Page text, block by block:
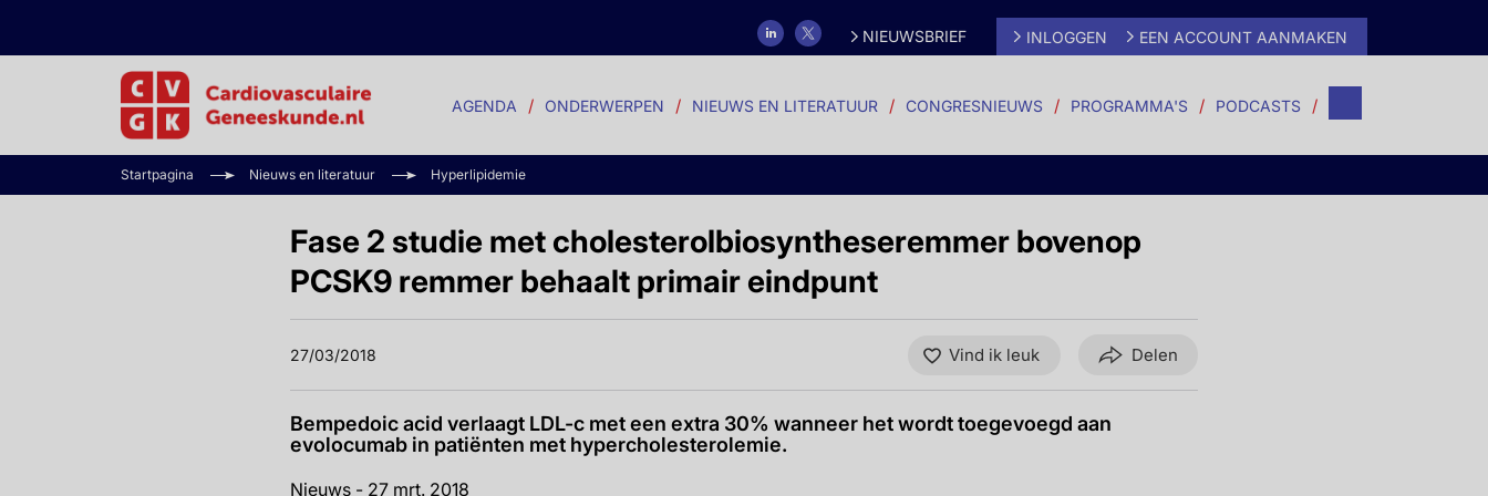
NIEUWSBRIEF INLOGGEN EEN ACCOUNT AANMAKEN
AGENDA ONDERWERPEN NIEUWS EN LITERATUUR CONGRESNIEUWS PROGRAMMA'S PODCASTS
Startpagina Nieuws en literatuur Hyperlipidemie
Fase 2 studie met cholesterolbiosyntheseremmer bovenop
PCSK9 remmer behaalt primair eindpunt
27/03/2018 Vind ik leuk Delen
Bempedoic acid verlaagt LDL-c met een extra 30% wanneer het wordt toegevoegd aan
evolocumab in patiënten met hypercholesterolemie.
Nieuws - 27 mrt. 2018